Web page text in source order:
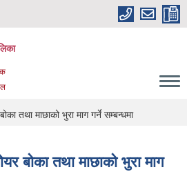
तथा माछाको भुरा माग गर्ने सम्बन्धमा
बोका तथा माछाको भुरा माग